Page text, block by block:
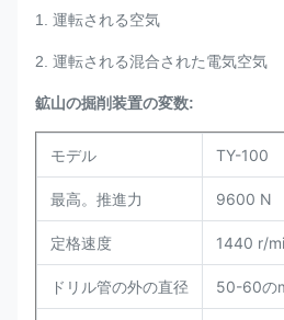
1. 運転される空気
2. 運転される混合された電気空気
鉱山の掘削装置の変数:
モデル TY-100
最高。推進力 9600 N
定格速度 1440 r/
ドリル管の外の直径 50-60の